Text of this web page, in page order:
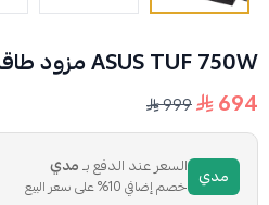
ASUS TUF 750W مزود طاقة
694
999
مدي السعر عند الدفع بـمدي
خصم إضافي 10% على سعر البيع